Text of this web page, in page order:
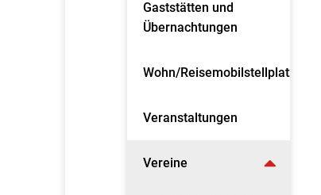
Gaststätten und
Übernachtungen
Wohn/Reisemobilstellplatz
Veranstaltungen
Vereine